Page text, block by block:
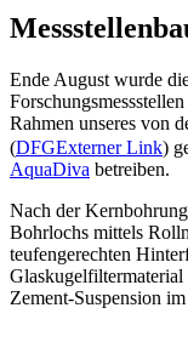
Ende August wurde
Rahmen unseres von
(DFGExterner Link)
AquaDiva betreiben.
Nach der
Bohrlochs mittels
teufengerechten
Zement-Suspension